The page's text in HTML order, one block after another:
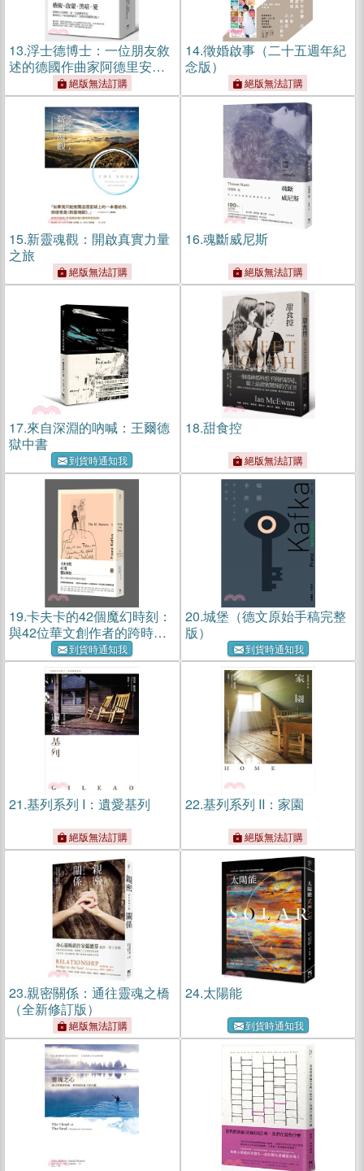
13.浮士德博士：一位朋友敘
述的德國作曲家阿德里安．
雷維庫恩的生平（德文直譯
＋導讀譯注本）
絕版無法訂購
14.徵婚啟事（二十五週年紀
念版）
絕版無法訂購
15.新靈魂觀：開啟真實力量
之旅
絕版無法訂購
16.魂斷威尼斯
絕版無法訂購
17.來自深淵的吶喊：王爾德
獄中書
到貨時通知我
18.甜食控
絕版無法訂購
19.卡夫卡的42個魔幻時刻：
與42位華文創作者的跨時空
到貨時通知我
20.城堡（德文原始手稿完整
版）
到貨時通知我
21.基列系列 I：遺愛基列
絕版無法訂購
22.基列系列 II：家園
絕版無法訂購
23.親密關係：通往靈魂之橋
（全新修訂版）
絕版無法訂購
24.太陽能
到貨時通知我